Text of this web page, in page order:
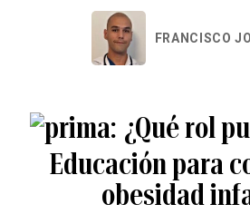
FRANCISCO
¿Qué rol
Educación para
obesidad